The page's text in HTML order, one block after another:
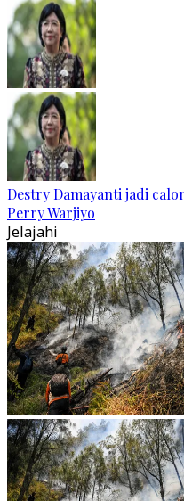
Destry Damayanti jadi
Perry Warjiyo
Jelajahi